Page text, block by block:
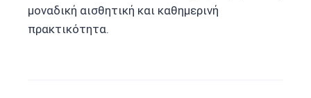
μοναδική αισθητική και καθημερινή
πρακτικότητα.